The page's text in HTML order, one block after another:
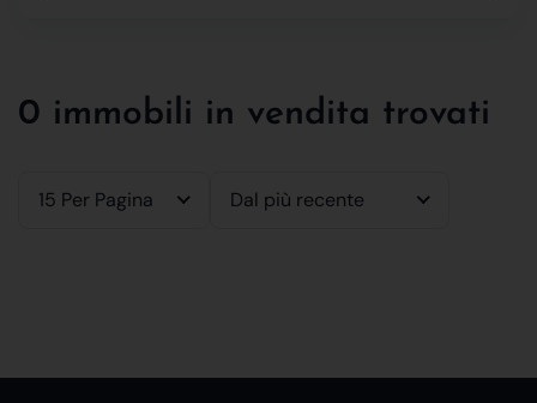
0 immobili in vendita trovati
15 Per Pagina Dal più recente